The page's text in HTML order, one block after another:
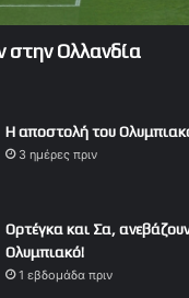
στην Ολλανδία
Η αποστολή του
3 ημέρες πριν
Ορτέγκα και Σα,
Ολυμπιακό!
1 εβδομάδα πριν